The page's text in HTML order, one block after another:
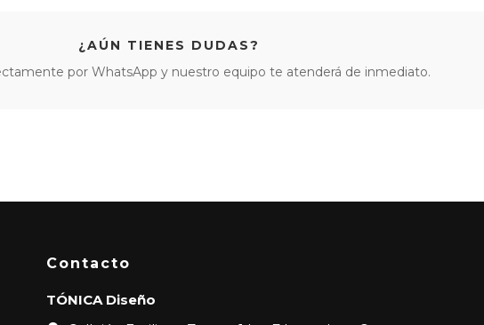
¿AÚN TIENES DUDAS?
por WhatsApp y nuestro equipo te atenderá de inmediato.
Contacto
TÓNICA Diseño